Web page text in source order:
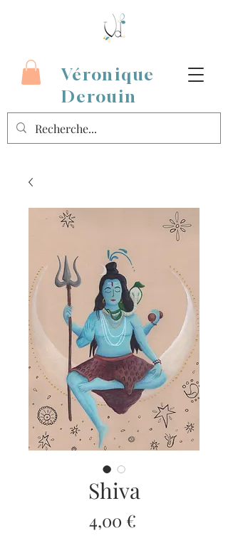
Véronique
Derouin
Shiva
4,00 €Prix